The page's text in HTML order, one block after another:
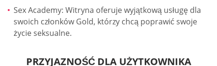
Sex Academy: Witryna oferuje wyjątkową usługę dla
swoich członków Gold, którzy chcą poprawić swoje
życie seksualne.
PRZYJAZNOŚĆ DLA UŻYTKOWNIKA